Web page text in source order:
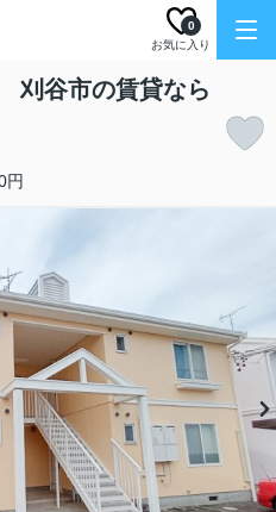
お気に入り
0
谷市の賃貸なら
円